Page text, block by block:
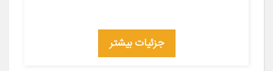
جزئیات بیشتر